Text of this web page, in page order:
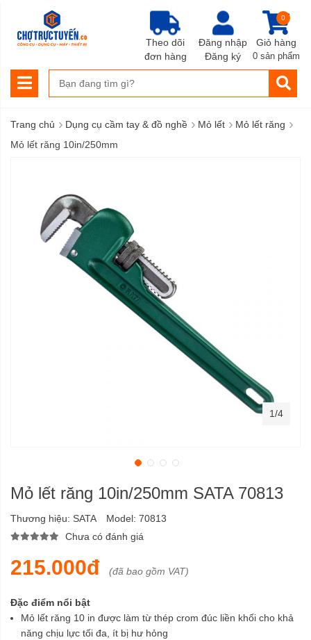
Đăng nhập
Đăng ký
Giỏ hàng
0
0 sản phẩm
Theo dõi
đơn hàng
Trang chủ › Dụng cụ cầm tay & đồ nghề › Mỏ lết › Mỏ lết răng ›
Mỏ lết răng 10in/250mm
Mỏ lết răng 10in/250mm SATA 70813
Thương hiệu: SATA Model: 70813
Chưa có đánh giá
215.000đ (đã bao gồm VAT)
Đặc điểm nổi bật
Mỏ lết răng 10 in được làm từ thép crom đúc liền khối cho khả
năng chịu lực tối đa, ít bị hư hỏng
1/4